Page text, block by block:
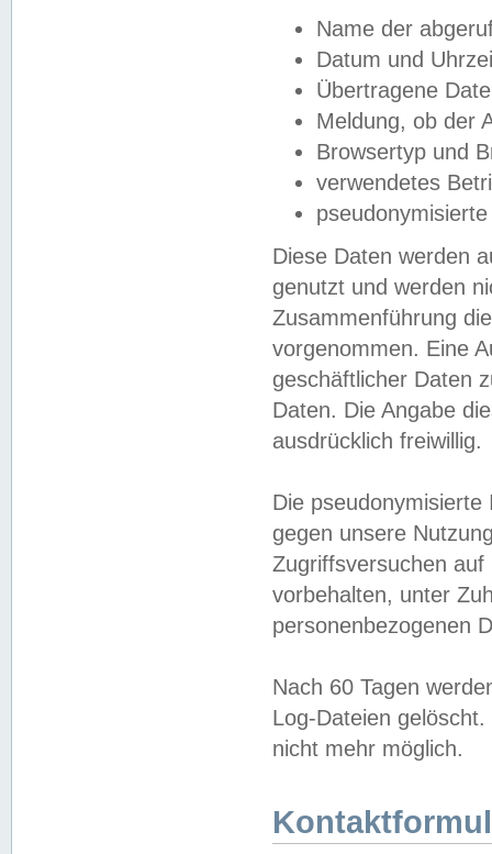
Name der
Datum und
Übertragene
Meldung, ob der
Browsertyp und
verwendetes
Diese Daten werden
genutzt und werden
Zusammenführung
vorgenommen. Eine
geschäftlicher Daten
Daten. Die Angabe
ausdrücklich freiwillig.
Die
gegen unsere
Zugriffsversuchen
vorbehalten, unter
personenbezogenen
Nach 60 Tagen
Log-Dateien
nicht mehr möglich.